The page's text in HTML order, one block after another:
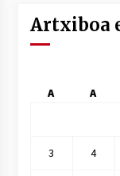
Artxiboa
A A
3 4